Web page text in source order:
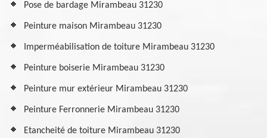
Pose de bardage Mirambeau 31230
Peinture maison Mirambeau 31230
Imperméabilisation de toiture Mirambeau 31230
Peinture boiserie Mirambeau 31230
Peinture mur extérieur Mirambeau 31230
Peinture Ferronnerie Mirambeau 31230
Etancheité de toiture Mirambeau 31230